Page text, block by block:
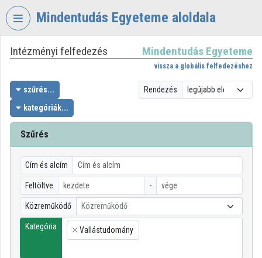
Fejléc kihagyása
Mindentudás Egyeteme aloldala
VIDEOTORIUM
MINDENTUDÁS
EGYETEME
Intézményi kezdőlap
Bejelentkezés
Intézményi felfedezés
Kategóriák
Intézményi listák
Intézményi felfedezés Mindentudás Egyeteme
vissza a globális felfedezéshez
szűrés...
kategóriák...
Rendezés
Szűrés
Cím és alcím
Feltöltve -
Közreműködő Közreműködő
Kategória
×
Vallástudomány